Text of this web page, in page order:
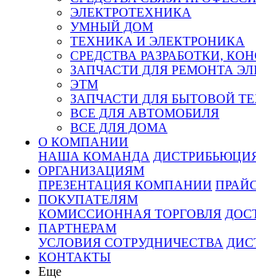
ЭЛЕКТРОТЕХНИКА
УМНЫЙ ДОМ
ТЕХНИКА И ЭЛЕКТРОНИКА
СРЕДСТВА РАЗРАБОТКИ,
ЗАПЧАСТИ ДЛЯ РЕМОНТА
ЭТМ
ЗАПЧАСТИ ДЛЯ БЫТОВОЙ
ВСЕ ДЛЯ АВТОМОБИЛЯ
ВСЕ ДЛЯ ДОМА
О КОМПАНИИ
НАША КОМАНДА
ОРГАНИЗАЦИЯМ
ПРЕЗЕНТАЦИЯ КОМПАНИИ
ПОКУПАТЕЛЯМ
КОМИССИОННАЯ ТОРГОВЛЯ
ПАРТНЕРАМ
УСЛОВИЯ СОТРУДНИЧЕСТВА
КОНТАКТЫ
Еще